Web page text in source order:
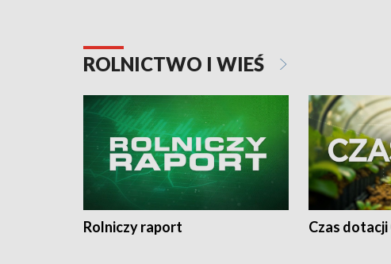
ROLNICTWO I WIEŚ
Rolniczy raport Czas